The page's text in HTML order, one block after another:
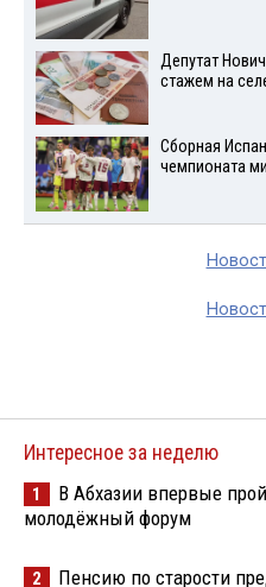
Депутат
стажем на
Сборная
чемпионата
Интересное за неделю
1
В Абхазии впервые
молодёжный форум
2
Пенсию по старости